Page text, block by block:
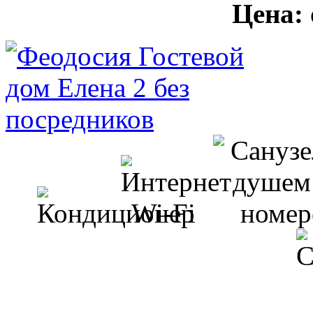
Цена: